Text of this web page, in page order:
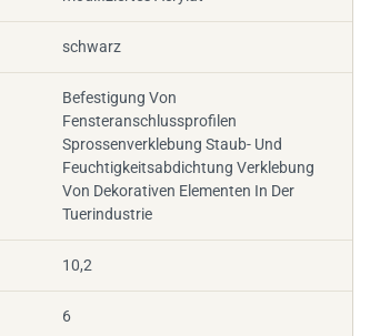
schwarz
Befestigung Von
Fensteranschlussprofilen
Sprossenverklebung Staub- Und
Feuchtigkeitsabdichtung Verklebung
Von Dekorativen Elementen In Der
Tuerindustrie
10,2
6